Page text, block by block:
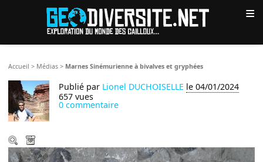
≡
Accueil > Médias > Marnes Sinémurienne à bivalves et gryphées
Publié par Lionel DUCHOISELLE le 04/01/2024
657 vues
0 commentaire